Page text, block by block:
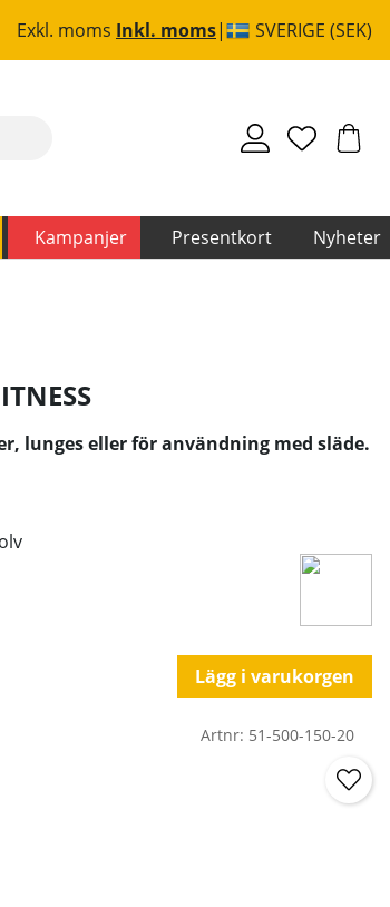
Exkl. moms Inkl. moms SVERIGE (SEK)
Kampanjer Presentkort Nyheter
lunges eller för användning med släde.
Lägg i varukorgen
Artnr: 51-500-150-20